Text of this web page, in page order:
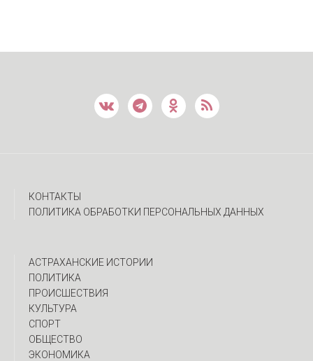
КОНТАКТЫ
ПОЛИТИКА ОБРАБОТКИ ПЕРСОНАЛЬНЫХ ДАННЫХ
АСТРАХАНСКИЕ ИСТОРИИ
ПОЛИТИКА
ПРОИСШЕСТВИЯ
КУЛЬТУРА
СПОРТ
ОБЩЕСТВО
ЭКОНОМИКА